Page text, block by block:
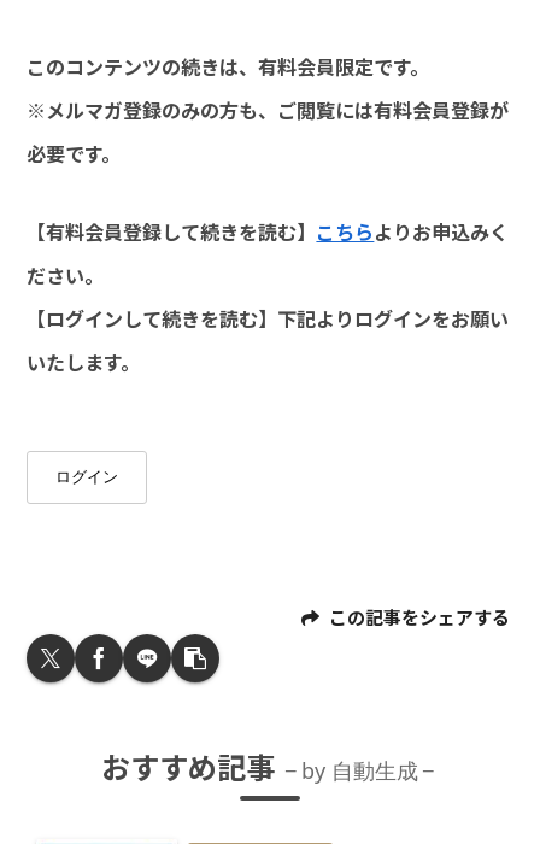
このコンテンツの続きは、有料会員限定です。
※メルマガ登録のみの方も、ご閲覧には有料会員登録が
必要です。
【有料会員登録して続きを読む】 こちらよりお申込みく
ださい。
【ログインして続きを読む】下記よりログインをお願い
いたします。
ログイン
この記事をシェアする
おすすめ記事 by 自動生成